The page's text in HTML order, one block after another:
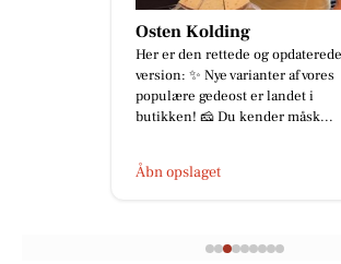
Osten Kolding
Her er den rettede og opdaterede
version: ✨ Nye varianter af vores
populære gedeost er landet i
butikken! 🧀 Du kender måsk...
Åbn opslaget